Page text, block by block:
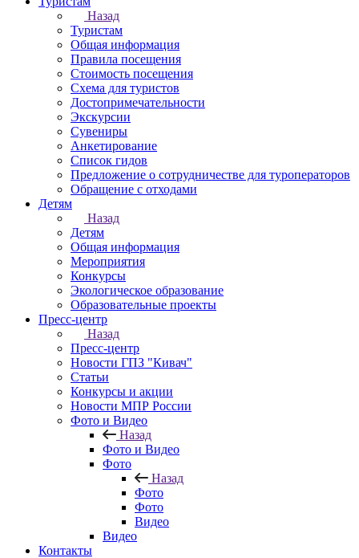
Назад
Туристам
Общая информация
Правила посещения
Стоимость посещения
Схема для туристов
Достопримечательности
Экскурсии
Сувениры
Анкетирование
Список гидов
Предложение о сотрудничестве для туроператоров
Обращение с отходами
Детям
Назад
Детям
Общая информация
Мероприятия
Конкурсы
Экологическое образование
Образовательные проекты
Пресс-центр
Назад
Пресс-центр
Новости ГПЗ "Кивач"
Статьи
Конкурсы и акции
Новости МПР России
Фото и Видео
Назад
Фото и Видео
Фото
Назад
Фото
Фото
Видео
Видео
Контакты